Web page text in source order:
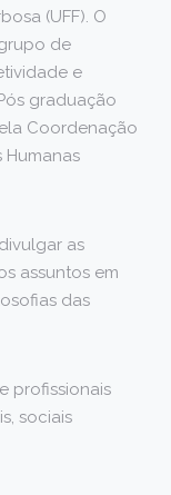
(UFF). O
de
e
graduação
Coordenação
as
assuntos em
das
profissionais
sociais